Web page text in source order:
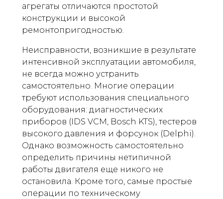
агрегаты отличаются простотой
конструкции и высокой
ремонтопригодностью.
Неисправности, возникшие в результате
интенсивной эксплуатации автомобиля,
не всегда можно устранить
самостоятельно. Многие операции
требуют использования специального
оборудования: диагностических
приборов (IDS VCM, Bosch KTS), тестеров
высокого давления и форсунок (Delphi).
Однако возможность самостоятельно
определить причины нетипичной
работы двигателя еще никого не
остановила. Кроме того, самые простые
операции по техническому